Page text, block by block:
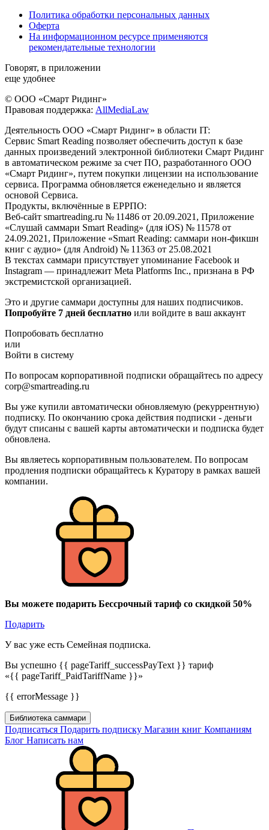
Политика обработки персональных данных
Оферта
На информационном ресурсе применяются
рекомендательные технологии
Говорят, в приложении
еще удобнее
© ООО «Смарт Ридинг»
Правовая поддержка: AllMediaLaw
Деятельность ООО «Смарт Ридинг» в области IT:
Сервис Smart Reading позволяет обеспечить доступ к базе
данных произведений электронной библиотеки Смарт Ридинг
в автоматическом режиме за счет ПО, разработанного ООО
«Смарт Ридинг», путем покупки лицензии на использование
сервиса. Программа обновляется еженедельно и является
основой Сервиса.
Продукты, включённые в ЕРРПО:
Веб-сайт smartreading.ru № 11486 от 20.09.2021, Приложение
«Слушай саммари Smart Reading» (для iOS) № 11578 от
24.09.2021, Приложение «Smart Reading: саммари нон-фикшн
книг с аудио» (для Android) № 11363 от 25.08.2021
В текстах саммари присутствует упоминание Facebook и
Instagram — принадлежит Meta Platforms Inc., признана в РФ
экстремистской организацией.
Это и другие саммари доступны для наших подписчиков.
Попробуйте 7 дней бесплатно или войдите в ваш аккаунт
Попробовать бесплатно
или
Войти в систему
По вопросам корпоративной подписки обращайтесь по адресу
corp@smartreading.ru
Вы уже купили автоматически обновляемую (рекуррентную)
подписку. По окончанию срока действия подписки - деньги
будут списаны с вашей карты автоматически и подписка будет
обновлена.
Вы являетесь корпоративным пользователем. По вопросам
продления подписки обращайтесь к Куратору в рамках вашей
компании.
Вы можете подарить Бессрочный тариф со скидкой 50%
Подарить
У вас уже есть Семейная подписка.
Вы успешно {{ pageTariff_successPayText }} тариф
«{{ pageTariff_PaidTariffName }}»
{{ errorMessage }}
Библиотека саммари
Подписаться Подарить подписку Магазин книг Компаниям
Блог Написать нам